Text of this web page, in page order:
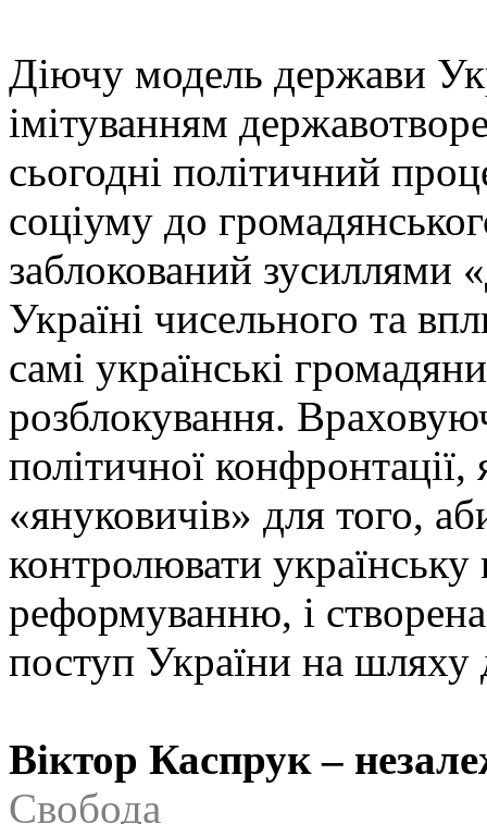
Діючу модель держави
імітуванням
сьогодні політичний
соціуму до
заблокований зусиллями
Україні чисельного та
самі українські
розблокування.
політичної
«януковичів» для того,
контролювати українську
реформуванню, і
поступ України на шляху
Віктор Каспрук –
Свобода